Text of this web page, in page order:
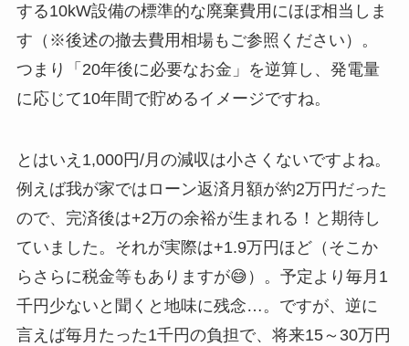
する10kW設備の標準的な廃棄費用にほぼ相当しま
す（※後述の撤去費用相場もご参照ください）。
つまり「20年後に必要なお金」を逆算し、発電量
に応じて10年間で貯めるイメージですね。
とはいえ1,000円/月の減収は小さくないですよね。
例えば我が家ではローン返済月額が約2万円だった
ので、完済後は+2万の余裕が生まれる！と期待し
ていました。それが実際は+1.9万円ほど（そこか
らさらに税金等もありますが😅）。予定より毎月1
千円少ないと聞くと地味に残念…。ですが、逆に
言えば毎月たった1千円の負担で、将来15～30万円